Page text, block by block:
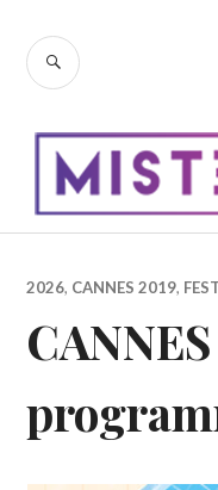
contenu
RECHERCHE
2026, CANNES 2019,